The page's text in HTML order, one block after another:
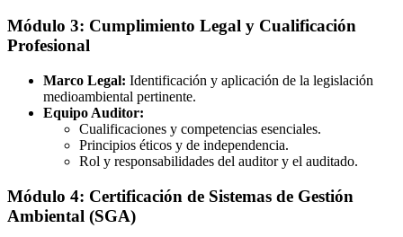
Módulo 3: Cumplimiento Legal y Cualificación
Profesional
Marco Legal: Identificación y aplicación de la legislación
medioambiental pertinente.
Equipo Auditor:
Cualificaciones y competencias esenciales.
Principios éticos y de independencia.
Rol y responsabilidades del auditor y el auditado.
Módulo 4: Certificación de Sistemas de Gestión
Ambiental (SGA)